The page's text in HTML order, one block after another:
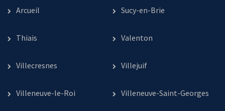
Arcueil Sucy-en-Brie
Thiais Valenton
Villecresnes Villejuif
Villeneuve-le-Roi Villeneuve-Saint-Georges